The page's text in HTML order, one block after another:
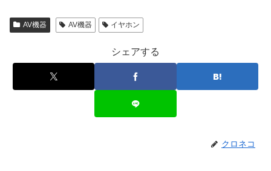
AV機器 AV機器 イヤホン
シェアする
クロネコ